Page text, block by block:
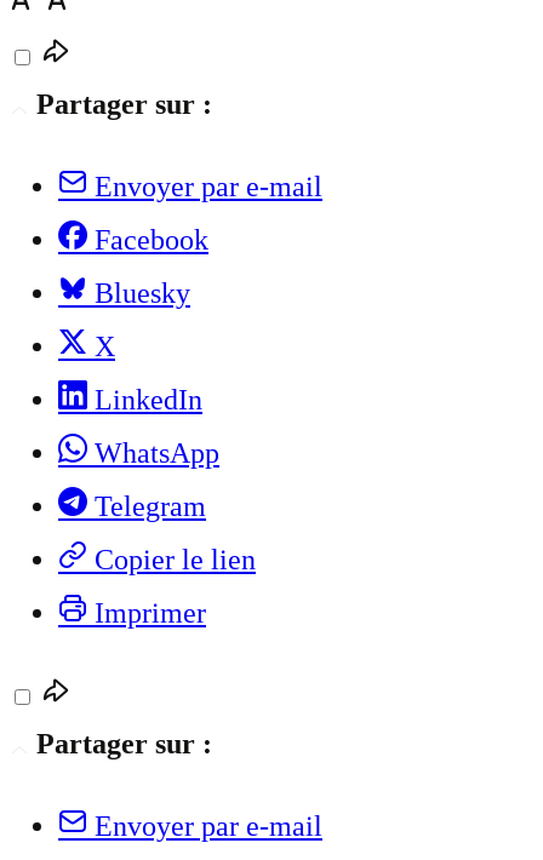
Partager sur :
Envoyer par e-mail
Facebook
Bluesky
X
LinkedIn
WhatsApp
Telegram
Copier le lien
Imprimer
Partager sur :
Envoyer par e-mail